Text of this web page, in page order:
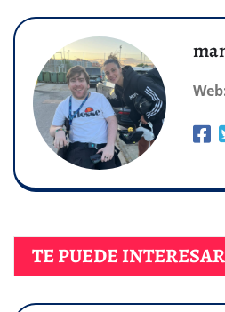
TE PUEDE INTERESAR